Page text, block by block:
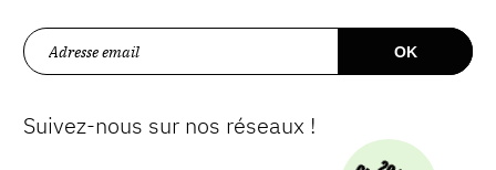
Suivez-nous sur nos réseaux !